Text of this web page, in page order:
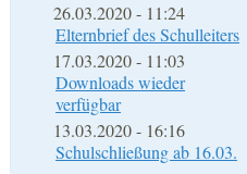
26.03.2020 - 11:24
Elternbrief des Schulleiters
17.03.2020 - 11:03
Downloads wieder
verfügbar
13.03.2020 - 16:16
Schulschließung ab 16.03.